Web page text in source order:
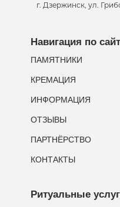
г. Дзержинск, ул.
Навигация по
ПАМЯТНИКИ
КРЕМАЦИЯ
ИНФОРМАЦИЯ
ОТЗЫВЫ
ПАРТНЁРСТВО
КОНТАКТЫ
Ритуальные